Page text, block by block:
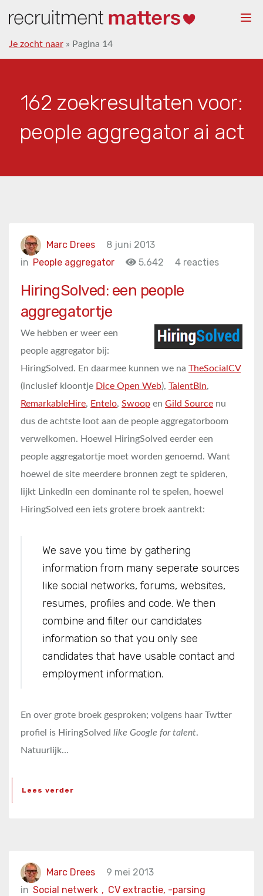
Je zocht naar » Pagina 14
162 zoekresultaten voor:
people aggregator ai act
Marc Drees
8 juni 2013
in People aggregator 5.642 4 reacties
HiringSolved: een people
aggregatortje
We hebben er weer een
people aggregator bij:
HiringSolved. En daarmee kunnen we na TheSocialCV
(inclusief kloontje Dice Open Web), TalentBin,
RemarkableHire, Entelo, Swoop en Gild Source nu
dus de achtste loot aan de people aggregatorboom
verwelkomen. Hoewel HiringSolved eerder een
people aggregatortje moet worden genoemd. Want
hoewel de site meerdere bronnen zegt te spideren,
lijkt LinkedIn een dominante rol te spelen, hoewel
HiringSolved een iets grotere broek aantrekt:
We save you time by gathering
information from many seperate sources
like social networks, forums, websites,
resumes, profiles and code. We then
combine and filter our candidates
information so that you only see
candidates that have usable contact and
employment information.
En over grote broek gesproken; volgens haar Twtter
profiel is HiringSolved like Google for talent.
Natuurlijk…
Lees verder
Marc Drees
9 mei 2013
in
CV extractie, -parsing
Social netwerk ,